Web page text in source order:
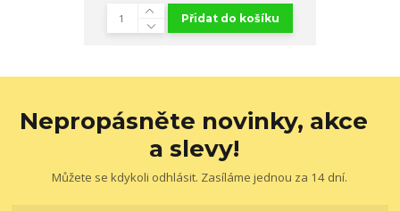
Přidat do košíku
Nepropásněte novinky, akce
a slevy!
Můžete se kdykoli odhlásit. Zasíláme jednou za 14 dní.